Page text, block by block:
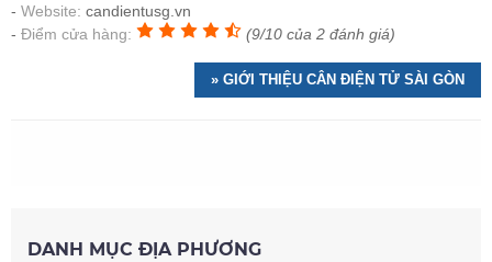
Website: candientusg.vn
Điểm cửa hàng:
(9/10 của 2 đánh giá)
» GIỚI THIỆU CÂN ĐIỆN TỬ SÀI GÒN
DANH MỤC ĐỊA PHƯƠNG